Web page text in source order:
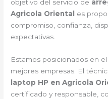
objetivo del servicio de
Agricola Oriental es
compromiso, confianza,
expectativas.
Estamos posicionados en
mejores empresas. El
laptop HP en Agricola
certificado y responsable,